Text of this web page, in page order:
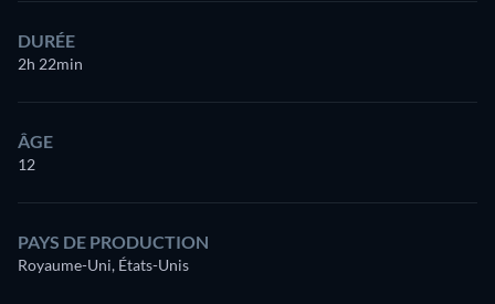
DURÉE
2h 22min
ÂGE
12
PAYS DE PRODUCTION
Royaume-Uni, États-Unis